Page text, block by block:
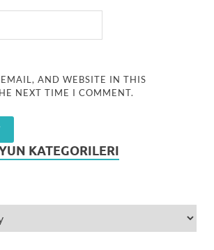
AND WEBSITE IN THIS
NEXT TIME I COMMENT.
KATEGORILERI